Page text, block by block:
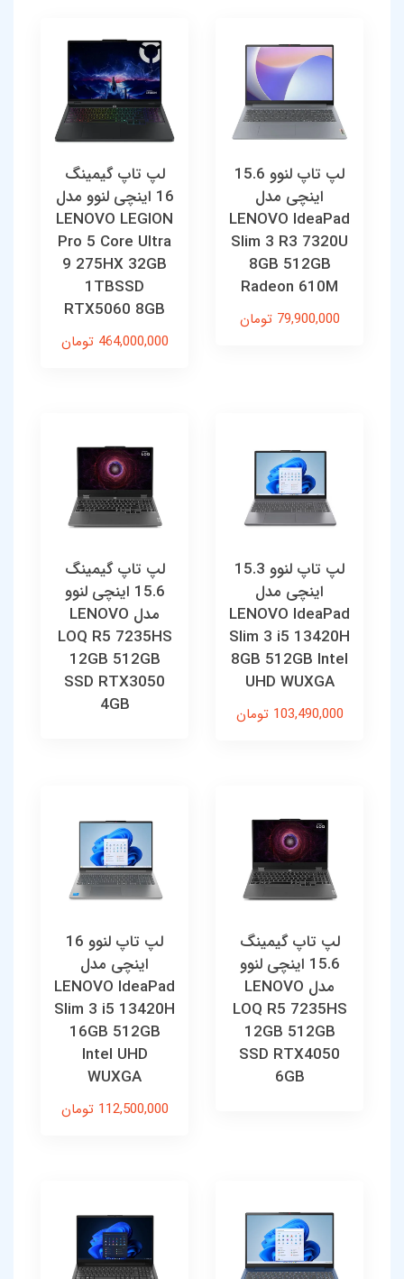
لپ تاپ لنوو 15.6
اینچی مدل
LENOVO IdeaPad
Slim 3 R3 7320U
8GB 512GB
Radeon 610M
79,900,000 تومان
لپ تاپ گیمینگ
16 اینچی لنوو مدل
LENOVO LEGION
Pro 5 Core Ultra
9 275HX 32GB
1TBSSD
RTX5060 8GB
464,000,000 تومان
لپ تاپ لنوو 15.3
اینچی مدل
LENOVO IdeaPad
Slim 3 i5 13420H
8GB 512GB Intel
UHD WUXGA
103,490,000 تومان
لپ تاپ گیمینگ
15.6 اینچی لنوو
مدل LENOVO
LOQ R5 7235HS
12GB 512GB
SSD RTX3050
4GB
لپ تاپ گیمینگ
15.6 اینچی لنوو
مدل LENOVO
LOQ R5 7235HS
12GB 512GB
SSD RTX4050
6GB
لپ تاپ لنوو 16
اینچی مدل
LENOVO IdeaPad
Slim 3 i5 13420H
16GB 512GB
Intel UHD
WUXGA
112,500,000 تومان